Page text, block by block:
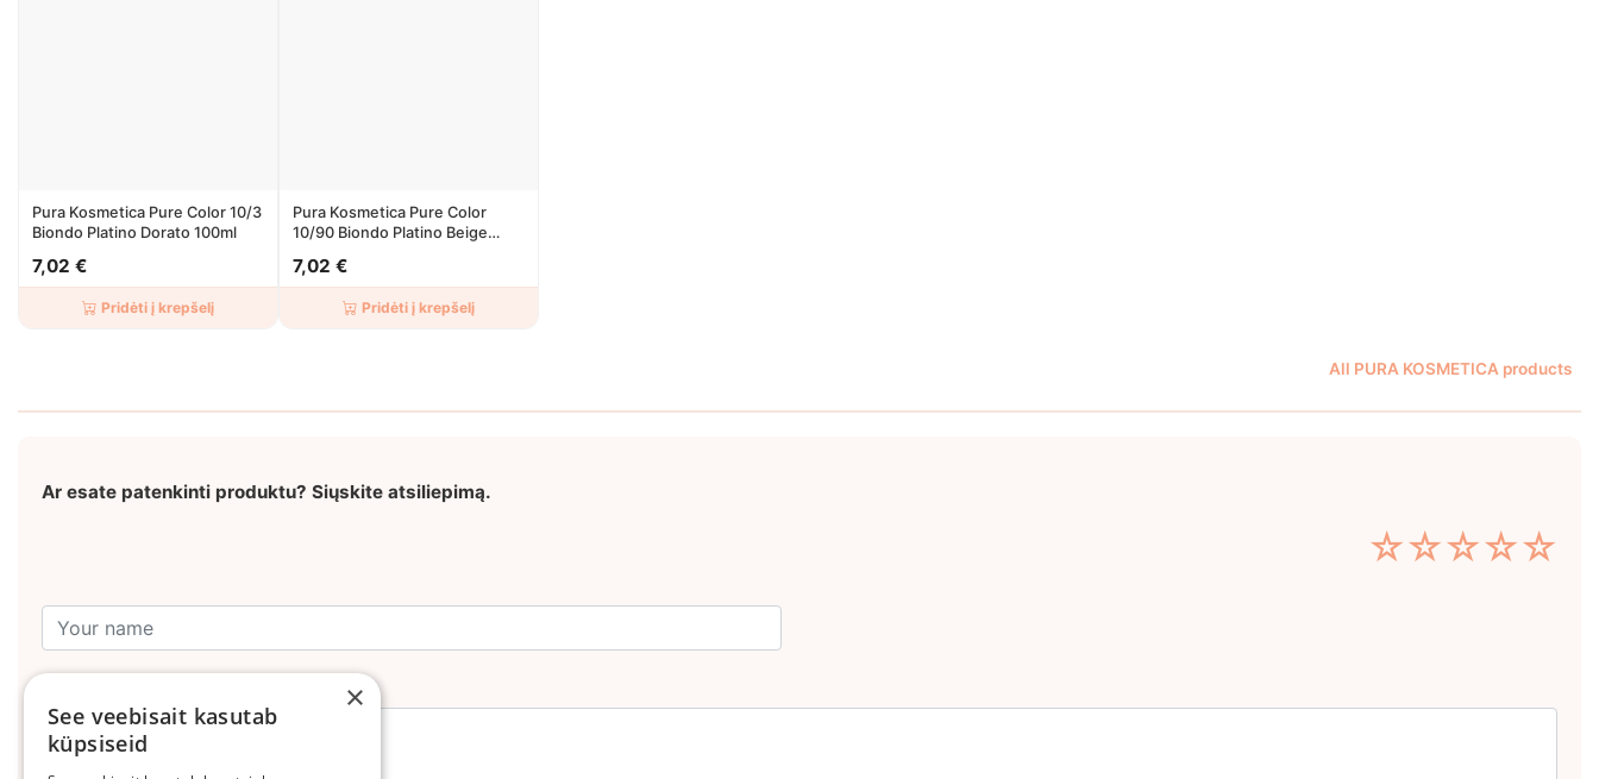
Pura Kosmetica Pure Color 10/3
Biondo Platino Dorato 100ml
7,02 €
Pridėti į krepšelį
Pura Kosmetica Pure Color
10/90 Biondo Platino Beige
7,02 €
Pridėti į krepšelį
All PURA KOSMETICA products
Ar esate patenkinti produktu? Siųskite atsiliepimą.
☆
☆
☆
☆
☆
×
See veebisait kasutab
küpsiseid